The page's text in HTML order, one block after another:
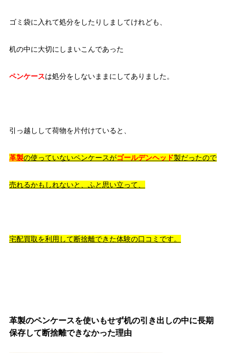
ゴミ袋に入れて処分をしたりしましてけれども、
机の中に大切にしまいこんであった
ペンケースは処分をしないままにしてありました。
引っ越しして荷物を片付けていると、
革製の使っていないペンケースがゴールデンヘッド製だったので
売れるかもしれないと、 ふと思い立って、
宅配買取を利用して断捨離できた体験の口コミです。
革製のペンケースを使いもせず机の引き出しの中に長期
保存して断捨離できなかった理由